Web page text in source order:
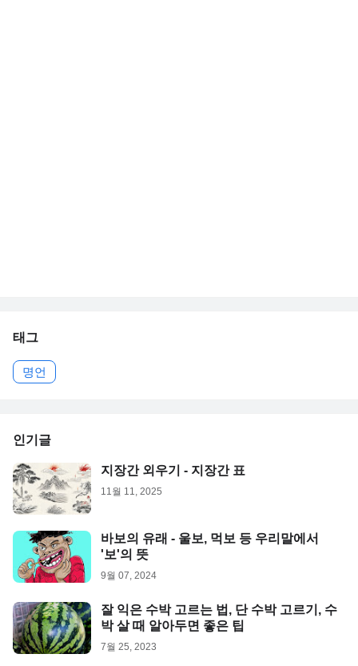
태그
명언
인기글
지장간 외우기 - 지장간 표
11월 11, 2025
바보의 유래 - 울보, 먹보 등 우리말에서
'보'의 뜻
9월 07, 2024
잘 익은 수박 고르는 법, 단 수박 고르기, 수
박 살 때 알아두면 좋은 팁
7월 25, 2023